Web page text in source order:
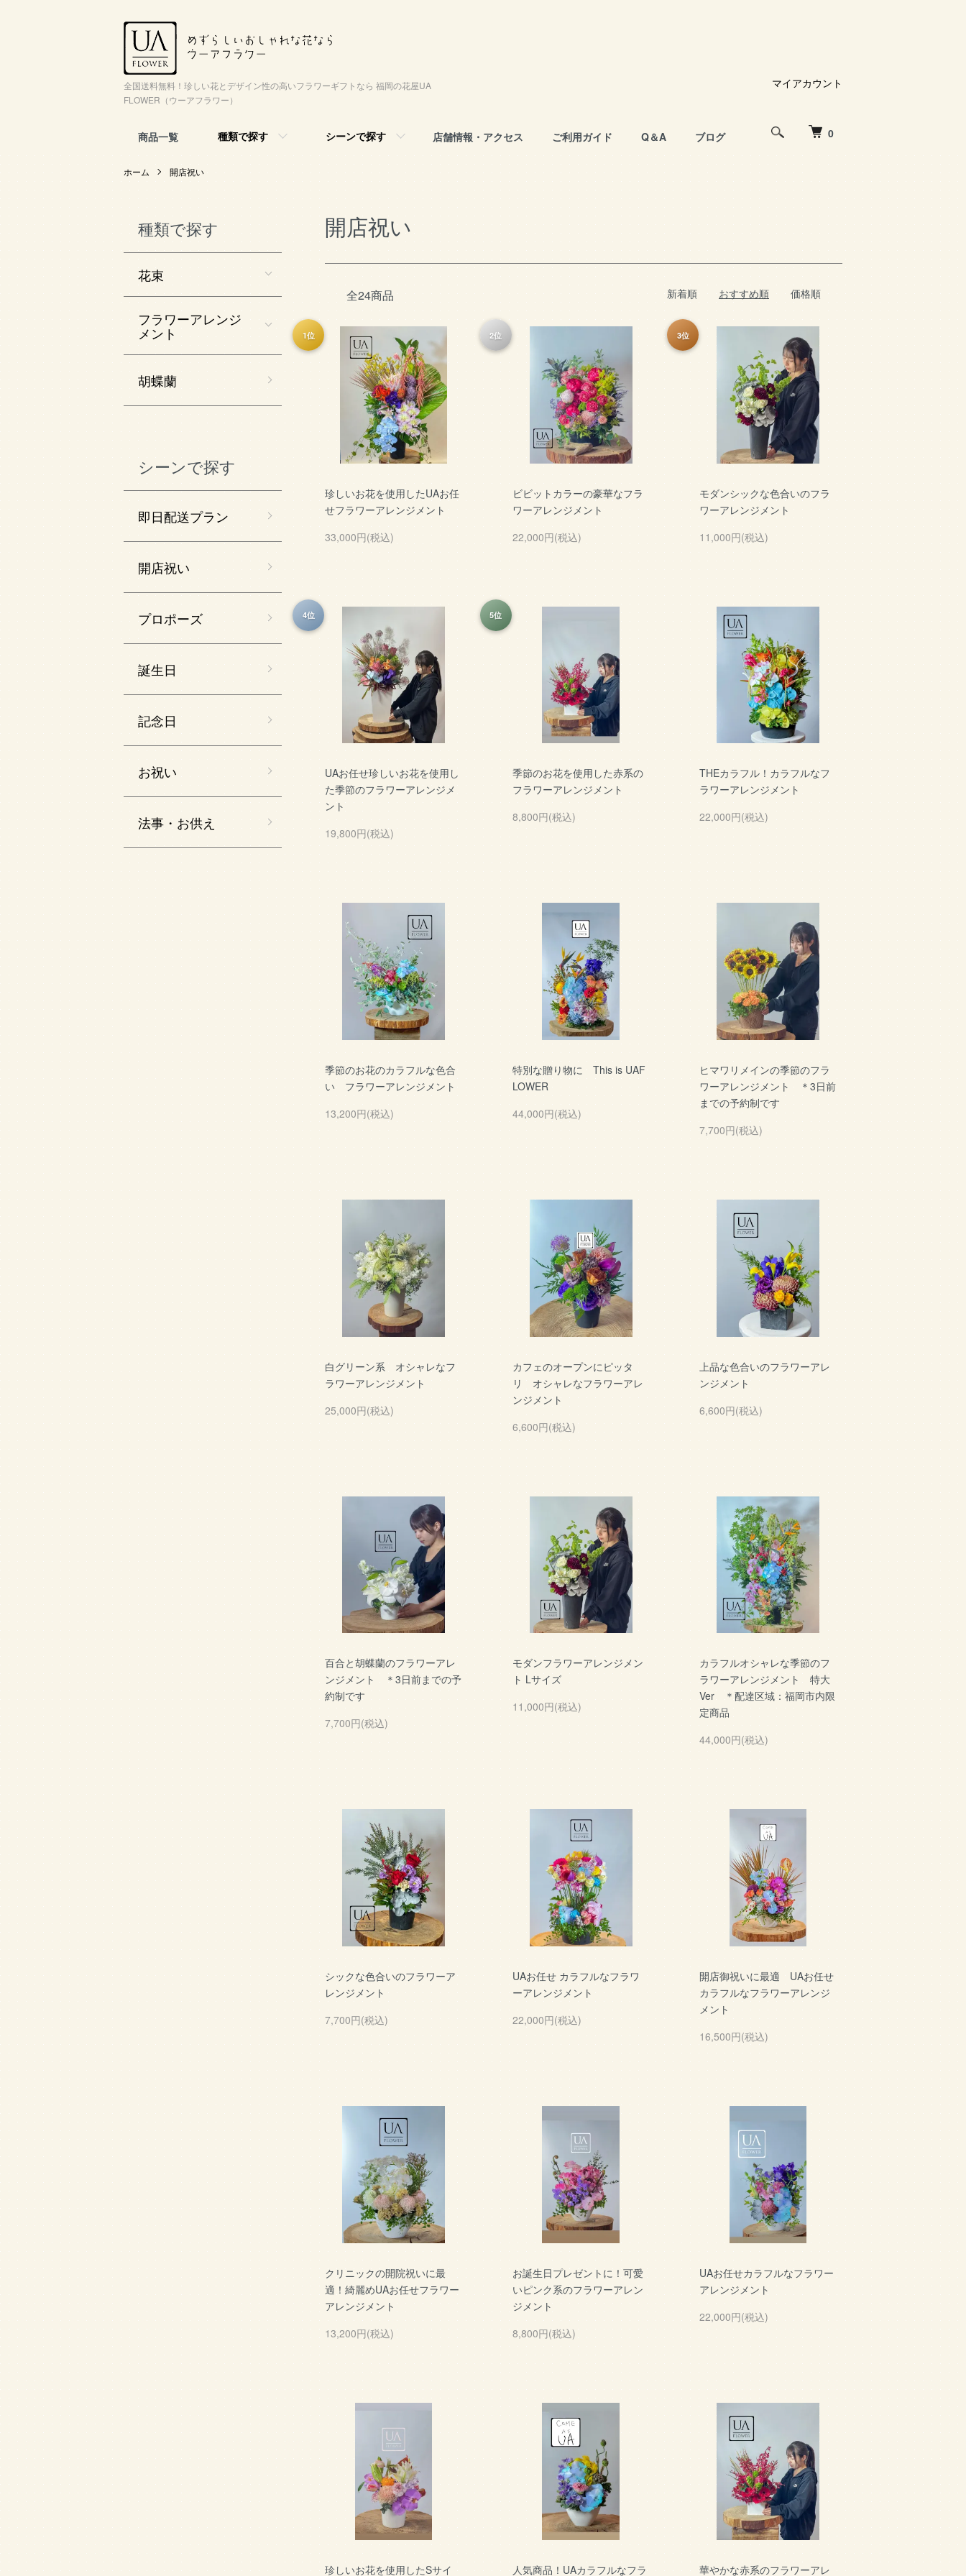
全国送料無料！珍しい花とデザイン性の高いフラワーギフトなら 福岡の花屋UA
FLOWER（ウーアフラワー）
0
商品一覧 種類で探す シーンで探す 店舗情報・アクセス ご利用ガイド Q＆A ブログ
マイアカウント
ホーム 開店祝い
開店祝い
全24商品 新着順 おすすめ順 価格順
珍しいお花を使用したUAお任
せフラワーアレンジメント
33,000円(税込)
1位
ビビットカラーの豪華なフラ
ワーアレンジメント
22,000円(税込)
2位
モダンシックな色合いのフラ
ワーアレンジメント
11,000円(税込)
3位
UAお任せ珍しいお花を使用し
た季節のフラワーアレンジメ
ント
19,800円(税込)
4位
季節のお花を使用した赤系の
フラワーアレンジメント
8,800円(税込)
5位
THEカラフル！カラフルなフ
ラワーアレンジメント
22,000円(税込)
季節のお花のカラフルな色合
い フラワーアレンジメント
13,200円(税込)
特別な贈り物に This is UAF
LOWER
44,000円(税込)
ヒマワリメインの季節のフラ
ワーアレンジメント ＊3日前
までの予約制です
7,700円(税込)
白グリーン系 オシャレなフ
ラワーアレンジメント
25,000円(税込)
カフェのオープンにピッタ
リ オシャレなフラワーアレ
ンジメント
6,600円(税込)
上品な色合いのフラワーアレ
ンジメント
6,600円(税込)
百合と胡蝶蘭のフラワーアレ
ンジメント ＊3日前までの予
約制です
7,700円(税込)
モダンフラワーアレンジメン
ト Lサイズ
11,000円(税込)
カラフルオシャレな季節のフ
ラワーアレンジメント 特大
Ver ＊配達区域：福岡市内限
定商品
44,000円(税込)
シックな色合いのフラワーア
レンジメント
7,700円(税込)
UAお任せ カラフルなフラワ
ーアレンジメント
22,000円(税込)
開店御祝いに最適 UAお任せ
カラフルなフラワーアレンジ
メント
16,500円(税込)
クリニックの開院祝いに最
適！綺麗めUAお任せフラワー
アレンジメント
13,200円(税込)
お誕生日プレゼントに！可愛
いピンク系のフラワーアレン
ジメント
8,800円(税込)
UAお任せカラフルなフラワー
アレンジメント
22,000円(税込)
珍しいお花を使用したSサイ 人気商品！UAカラフルなフラ 華やかな赤系のフラワーアレ
種類で探す
花束
フラワーアレンジ
メント
胡蝶蘭
シーンで探す
即日配送プラン
開店祝い
プロポーズ
誕生日
記念日
お祝い
法事・お供え